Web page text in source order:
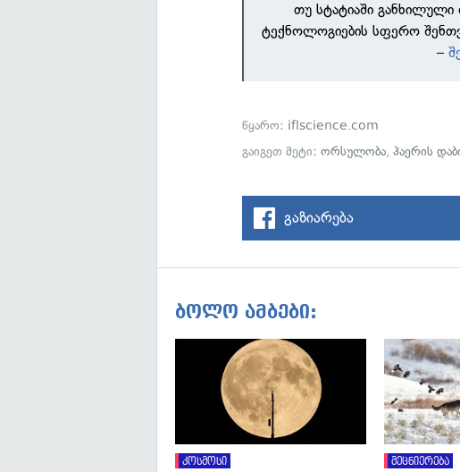
თუ სტატიაში განხილული
ტექნოლოგიების სფერო
–
წყარო: iflscience.com
გაიგეთ მეტი:ორსულობა,ჰაერის
გაზიარება
ბოლო ამბები:
გადახედვა
კოსმოსი მეცნიერება